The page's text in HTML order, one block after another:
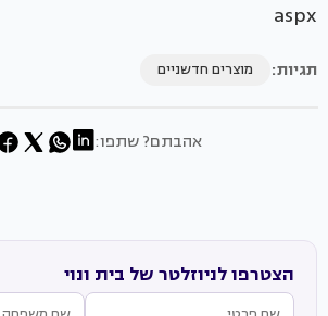
aspx
תגיות: מוצרים חדשניים
אהבתם? שתפו:
הצטרפו לניוזלטר של בית ונוי